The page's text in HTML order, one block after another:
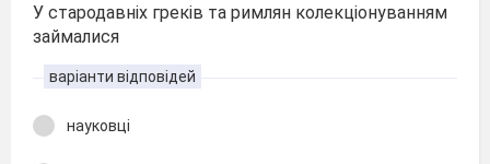
У стародавніх греків та римлян колекціонуванням
займалися
варіанти відповідей
науковці